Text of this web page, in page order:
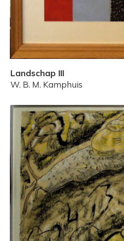
Landschap III
W. B. M. Kamphuis